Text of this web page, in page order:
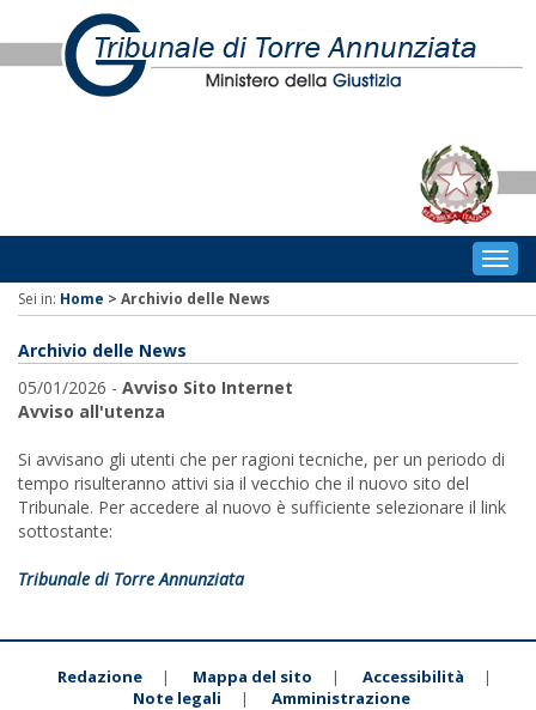
Sei in: Home > Archivio delle News
Archivio delle News
05/01/2026 - Avviso Sito Internet
Avviso all'utenza
Si avvisano gli utenti che per ragioni tecniche, per un periodo di
tempo risulteranno attivi sia il vecchio che il nuovo sito del
Tribunale. Per accedere al nuovo è sufficiente selezionare il link
sottostante:
Tribunale di Torre Annunziata
Redazione | Mappa del sito | Accessibilità |
Note legali | Amministrazione